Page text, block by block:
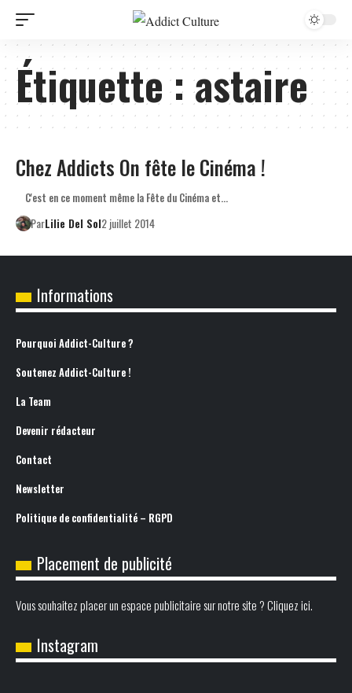
Étiquette :astaire
Chez Addicts On fête le Cinéma !
C'est en ce moment même la Fête du Cinéma et…
ParLilie Del Sol2 juillet 2014
Informations
Pourquoi Addict-Culture ?
Soutenez Addict-Culture !
La Team
Devenir rédacteur
Contact
Newsletter
Politique de confidentialité – RGPD
Placement de publicité
Vous souhaitez placer un espace publicitaire sur notre site ? Cliquez ici.
Instagram